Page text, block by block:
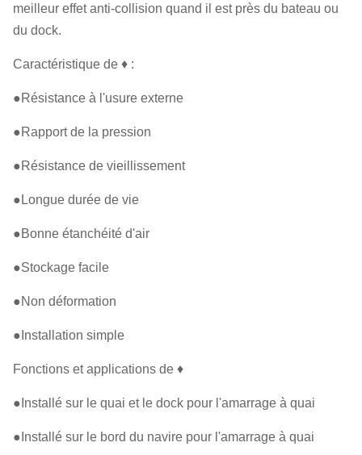
meilleur effet anti-collision quand il est près du bateau ou
du dock.
Caractéristique de ♦ :
●Résistance à l'usure externe
●Rapport de la pression
●Résistance de vieillissement
●Longue durée de vie
●Bonne étanchéité d'air
●Stockage facile
●Non déformation
●Installation simple
Fonctions et applications de ♦
●Installé sur le quai et le dock pour l'amarrage à quai
●Installé sur le bord du navire pour l'amarrage à quai